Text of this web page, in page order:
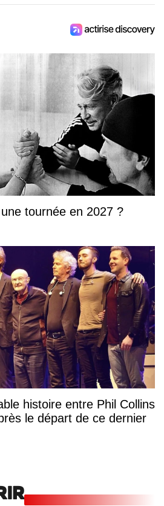
tournée en 2027 ?
histoire entre Phil Collins
le départ de ce dernier